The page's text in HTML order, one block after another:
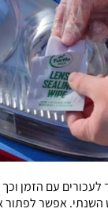
עם הזמן
אפשר לפתור